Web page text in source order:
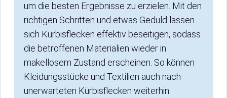
um die besten Ergebnisse zu erzielen. Mit den
richtigen Schritten und etwas Geduld lassen
sich Kürbisflecken effektiv beseitigen, sodass
die betroffenen Materialien wieder in
makellosem Zustand erscheinen. So können
Kleidungsstücke und Textilien auch nach
unerwarteten Kürbisflecken weiterhin